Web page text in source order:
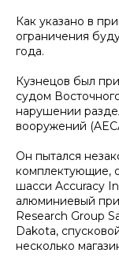
Как указано в
ограничения
года.
Кузнецов был
судом
нарушении
вооружений
Он пытался
комплектующие,
шасси Accuracy
алюминиевый
Research Group
Dakota,
несколько